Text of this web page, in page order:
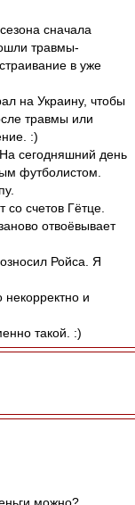
сначала
травмы-
в уже
на Украину, чтобы
травмы или
:)
сегодняшний день
футболистом.
счетов Гётце.
отвоёвывает
Ройса. Я
некорректно и
такой. :)